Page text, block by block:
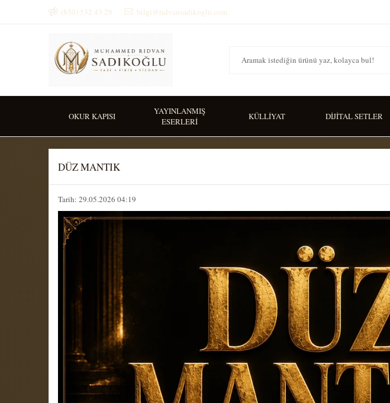
(850) 532 43 29 bilgi@ridvansadikoglu.com
OKUR KAPISI
YAYINLANMIŞ
ESERLERİ
KÜLLİYAT DİJİTAL SETLER
DÜZ MANTIK
Tarih: 29.05.2026 04:19